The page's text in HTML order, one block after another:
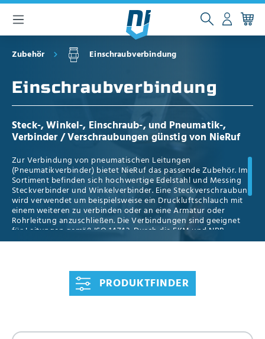
springen
Zubehör Einschraubverbindung
Einschraubverbindung
Steck-, Winkel-, Einschraub-, und Pneumatik-,
Verbinder / Verschraubungen günstig von NieRuf
Zur Verbindung von pneumatischen Leitungen
(Pneumatikverbinder) bietet NieRuf das passende Zubehör. Im
Sortiment befinden sich hochwertige Edelstahl und Messing
Steckverbinder und Winkelverbinder. Eine Steckverschraubung
wird verwendet um beispielsweise ein Druckluftschlauch mit
einem weiteren zu verbinden oder an eine Armatur oder
Rohrleitung anzuschließen. Die Verbindungen sind geeignet
für Leitungen gemäß ISO 14743. Durch die FKM und NBR
Dichtung können die Verbinder auch bei geölter Druckluft
150°C. Der Betriebsdruck in der Leitung darf maximal 16bar
PRODUKTFINDER